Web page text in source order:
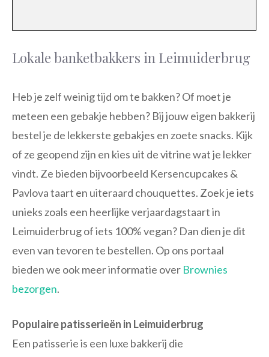
Lokale banketbakkers in Leimuiderbrug
Heb je zelf weinig tijd om te bakken? Of moet je
meteen een gebakje hebben? Bij jouw eigen bakkerij
bestel je de lekkerste gebakjes en zoete snacks. Kijk
of ze geopend zijn en kies uit de vitrine wat je lekker
vindt. Ze bieden bijvoorbeeld Kersencupcakes &
Pavlova taart en uiteraard chouquettes. Zoek je iets
unieks zoals een heerlijke verjaardagstaart in
Leimuiderbrug of iets 100% vegan? Dan dien je dit
even van tevoren te bestellen. Op ons portaal
bieden we ook meer informatie over Brownies
bezorgen.
Populaire patisserieën in Leimuiderbrug
Een patisserie is een luxe bakkerij die